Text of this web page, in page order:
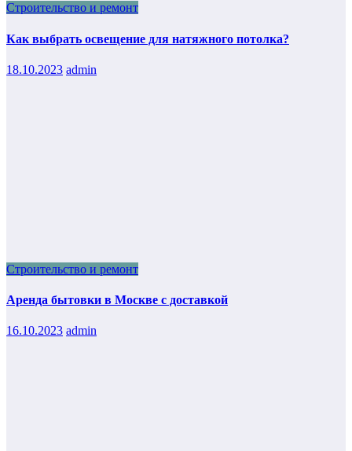
Строительство и ремонт
Как выбрать освещение для натяжного потолка?
18.10.2023 admin
Строительство и ремонт
Аренда бытовки в Москве с доставкой
16.10.2023 admin